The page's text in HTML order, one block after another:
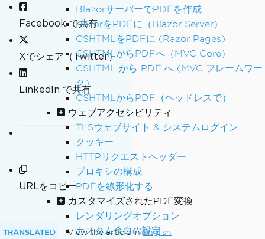
BlazorサーバーでPDFを作成
RazorをPDFに（Blazor Server）
CSHTMLをPDFに (Razor Pages)
CSHTMLからPDFへ（MVC Core）
CSHTML から PDF へ (MVC フレームワー
ク)
CSHTMLからPDF（ヘッドレスで）
ウェブアクセシビリティ
TLSウェブサイト & システムログイン
クッキー
HTTPリクエストヘッダー
プロキシの構成
PDFを線形化する
カスタマイズされたPDF変換
レンダリングオプション
カスタム余白の設定
Facebook で共有
Xでシェア（Twitter）
LinkedIn で共有
URLをコピー
TRANSLATED View the article inEnglish